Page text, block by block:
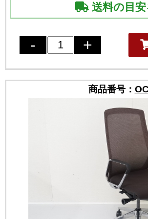
送料の目安
商品番号：